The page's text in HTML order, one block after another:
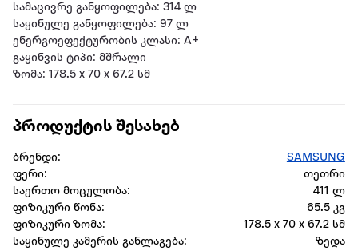
სამაცივრე განყოფილება: 314 ლ
საყინულე განყოფილება: 97 ლ
ენერგოეფექტურობის კლასი: A+
გაყინვის ტიპი: მშრალი
ზომა: 178.5 x 70 x 67.2 სმ
პროდუქტის შესახებ
ბრენდი:
SAMSUNG
ფერი:
თეთრი
საერთო მოცულობა:
411 ლ
ფიზიკური წონა:
65.5 კგ
ფიზიკური ზომა:
178.5 x 70 x 67.2 სმ
საყინულე კამერის განლაგება:
ზედა